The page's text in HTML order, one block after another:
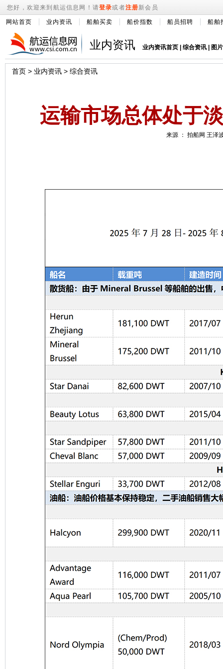
您好，欢迎来到航运信息网！请登录或者注册新会员
网站首页 业内资讯 船舶买卖 船价指数 船员招聘 船舶
业内资讯 业内资讯首页 综合资讯 图
首页 > 业内资讯 > 综合资讯
运输市场总体处于
来源 ： 拍船网 王